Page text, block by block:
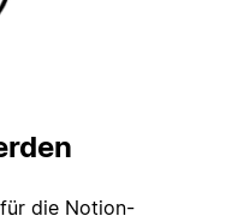
die Notion-